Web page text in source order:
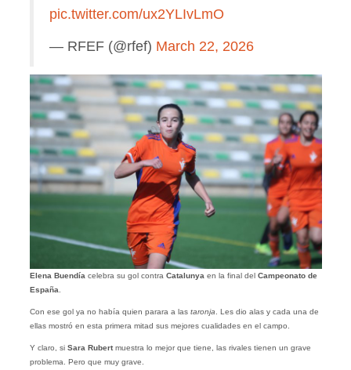
pic.twitter.com/ux2YLIvLmO
— RFEF (@rfef) March 22, 2026
Elena Buendíacelebra su gol contra Catalunyaen la final del Campeonato de
España.
Con ese gol ya no había quien parara a las taronja. Les dio alas y cada una de
ellas mostró en esta primera mitad sus mejores cualidades en el campo.
Y claro, si Sara Rubertmuestra lo mejor que tiene, las rivales tienen un grave
problema. Pero que muy grave.